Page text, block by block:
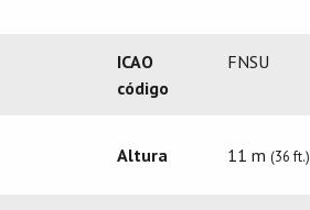
ICAO
código
FNSU
Altura 11 m (36 ft.)